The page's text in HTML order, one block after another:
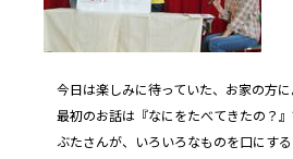
今日は楽しみに待っていた、お家の方に
最初のお話は『なにをたべてきたの？』
ぶたさんが、いろいろなものを口にす